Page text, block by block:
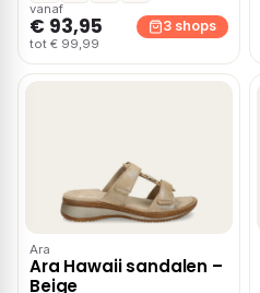
vanaf
€ 93,95
tot € 99,99
3 shops
Ara
Ara Hawaii sandalen –
Beige